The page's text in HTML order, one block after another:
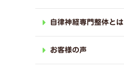
自律神経専門整体とは
お客様の声